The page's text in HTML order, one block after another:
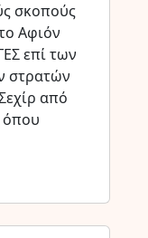
σκοπούς
Αφιόν
επί των
στρατών
από
όπου